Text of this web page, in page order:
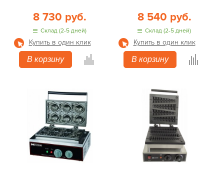
8 730 руб.
Склад (2-5 дней)
Купить в один клик
В корзину
8 540 руб.
Склад (2-5 дней)
Купить в один клик
В корзину